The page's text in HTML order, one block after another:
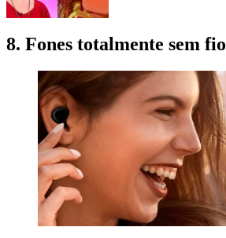
8. Fones totalmente sem fio